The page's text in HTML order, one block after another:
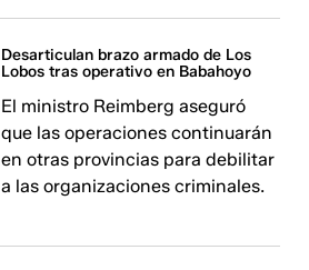
Desarticulan brazo armado de Los
Lobos tras operativo en Babahoyo
El ministro Reimberg aseguró
que las operaciones continuarán
en otras provincias para debilitar
a las organizaciones criminales.